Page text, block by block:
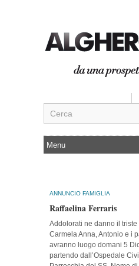
ANNUNCIO FAMIGLIA
Raffaelina Ferraris
Addolorati ne danno il
Carmela Anna, Antonio e i
avranno luogo domani 5
partendo dall’Ospedale